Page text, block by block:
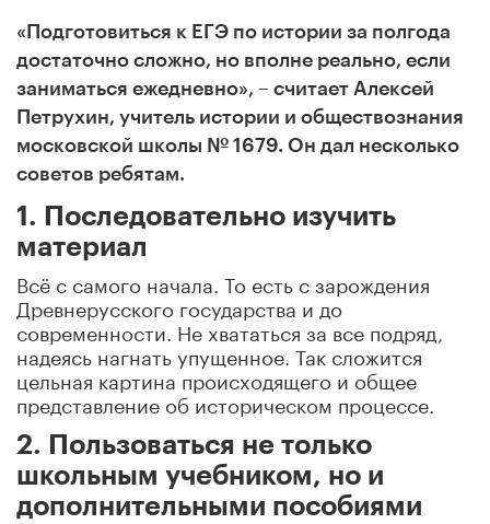
«Подготовиться к ЕГЭ по истории за полгода
достаточно сложно, но вполне реально, если
заниматься ежедневно», – считает Алексей
Петрухин, учитель истории и обществознания
московской школы № 1679. Он дал несколько
советов ребятам.
1. Последовательно изучить
материал
Всё с самого начала. То есть с зарождения
Древнерусского государства и до
современности. Не хвататься за все подряд,
надеясь нагнать упущенное. Так сложится
цельная картина происходящего и общее
представление об историческом процессе.
2. Пользоваться не только
школьным учебником, но и
дополнительными пособиями